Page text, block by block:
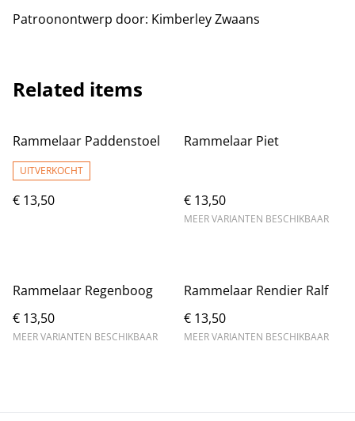
Patroonontwerp door: Kimberley Zwaans
Related items
Rammelaar Paddenstoel
UITVERKOCHT
€ 13,50
Rammelaar Piet
€ 13,50
MEER VARIANTEN BESCHIKBAAR
Rammelaar Regenboog
€ 13,50
MEER VARIANTEN BESCHIKBAAR
Rammelaar Rendier Ralf
€ 13,50
MEER VARIANTEN BESCHIKBAAR